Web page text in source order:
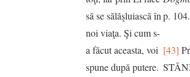
să se sălăşluiască în
noi viaţa. Şi cum s-
a făcut aceasta, voi
spune după putere.
p. 104.
[43]